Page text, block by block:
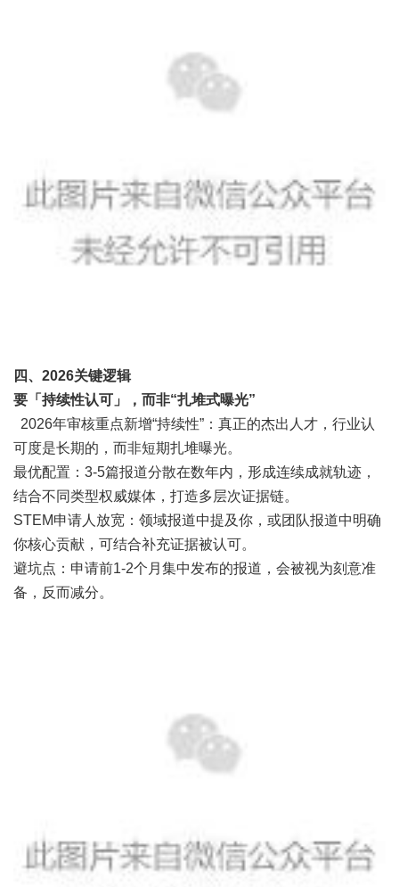
四、2026关键逻辑
要「持续性认可」，而非“扎堆式曝光”
2026年审核重点新增“持续性”：真正的杰出人才，行业认
可度是长期的，而非短期扎堆曝光。
最优配置：3-5篇报道分散在数年内，形成连续成就轨迹，
结合不同类型权威媒体，打造多层次证据链。
STEM申请人放宽：领域报道中提及你，或团队报道中明确
你核心贡献，可结合补充证据被认可。
避坑点：申请前1-2个月集中发布的报道，会被视为刻意准
备，反而减分。